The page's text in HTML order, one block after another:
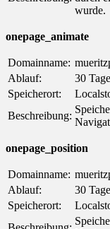
wurde.
onepage_animate
Domainname:
Ablauf:
30 Tage
Speicherort:
Beschreibung:
onepage_position
Domainname:
Ablauf:
30 Tage
Speicherort: